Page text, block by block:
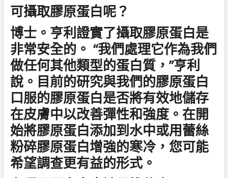
可攝取膠原蛋白呢？
博士。亨利證實了攝取膠原蛋白是
非常安全的。 “我們處理它作為我們
做任何其他類型的蛋白質，”亨利
說。目前的研究與我們的膠原蛋白
口服的膠原蛋白是否將有效地儲存
在皮膚中以改善彈性和強度。在開
始將膠原蛋白添加到水中或用蕾絲
粉碎膠原蛋白增強的寒冷，您可能
希望調查更有益的形式。